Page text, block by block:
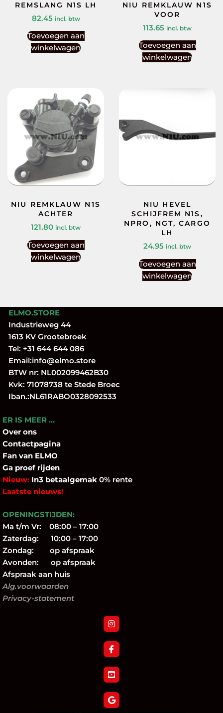
REMSLANG N1S LH
82.45 incl. btw
Toevoegen aan
winkelwagen
NIU REMKLAUW N1S
VOOR
113.65 incl. btw
Toevoegen aan
winkelwagen
NIU REMKLAUW N1S
ACHTER
121.80 incl. btw
Toevoegen aan
winkelwagen
NIU HEVEL
SCHIJFREM N1S,
NPRO, NGT, CARGO
LH
24.95 incl. btw
Toevoegen aan
winkelwagen
ELMO.STORE
Industrieweg 44
1613 KV Grootebroek
Tel: +31 644 644 086
Email:info@elmo.store
BTW nr: NL002099462B30
Kvk: 71078738 te Stede Broec
Iban.:NL61RABO0328092533
ER IS MEER …
Over ons
Contactpagina
Fan van ELMO
Ga proef rijden
Nieuw: In3 betaalgemak 0% rente
Laatste nieuws!
OPENINGSTIJDEN:
Ma t/m Vr: 08:00 – 17:00
Zaterdag: 10:00 – 17:00
Zondag: op afspraak
Avonden: op afspraak
Afspraak aan huis
Alg.voorwaarden
Privacy-statement